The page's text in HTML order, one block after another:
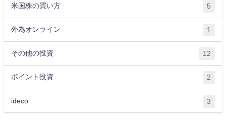
米国株の買い方 5
外為オンライン 1
その他の投資 12
ポイント投資 2
ideco 3